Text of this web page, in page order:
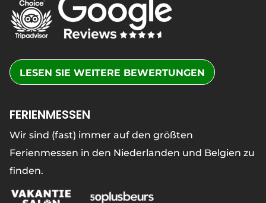
LESEN SIE WEITERE BEWERTUNGEN
FERIENMESSEN
Wir sind (fast) immer auf den größten
Ferienmessen in den Niederlanden und Belgien zu
finden.